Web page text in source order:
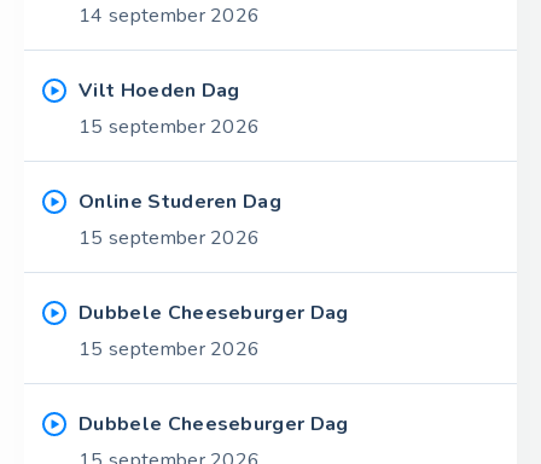
14 september 2026
Vilt Hoeden Dag
15 september 2026
Online Studeren Dag
15 september 2026
Dubbele Cheeseburger Dag
15 september 2026
Dubbele Cheeseburger Dag